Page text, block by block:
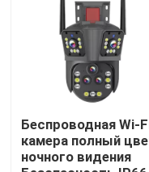
Крытые
На открытом
солнечная камера
Беспроводная Wi-
камера полный
ночного видения